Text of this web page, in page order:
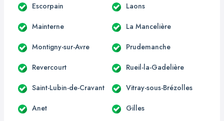
Escorpain Laons
Mainterne La Mancelière
Montigny-sur-Avre Prudemanche
Revercourt Rueil-la-Gadelière
Saint-Lubin-de-Cravant Vitray-sous-Brézolles
Anet Gilles